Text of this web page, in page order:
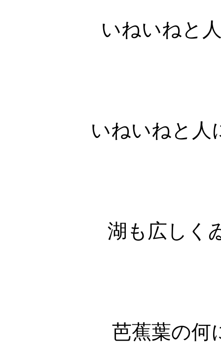
いねいねと
いねいねと人
湖も広しく
芭蕉葉の何